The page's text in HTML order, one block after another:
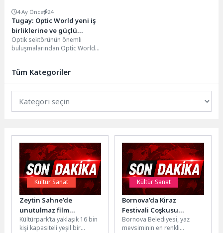
4 Ay Önce 24
Tugay: Optic World yeni iş
birliklerine ve güçlü
ortaklıklara vesile olacak
Optik sektörünün önemli
buluşmalarından Optic World
Fuarı,...
Tüm Kategoriler
Kültür Sanat
Zeytin Sahne’de
unutulmaz film
müzikleri yankılandı
Kültürpark’ta yaklaşık 16 bin
kişi kapasiteli yeşil bir
Kültür Sanat
Bornova’da Kiraz
Festivali Coşkusu
Beşyol’u Saracak
Bornova Belediyesi, yaz
mevsiminin en renkli